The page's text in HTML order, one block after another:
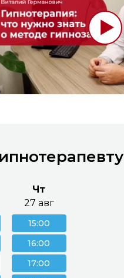
Чт
27 авг
15:00
16:00
17:00